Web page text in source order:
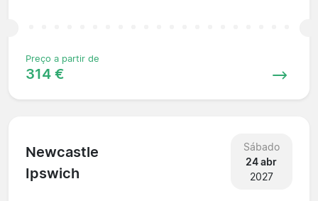
Preço a partir de
314 €
Newcastle
Ipswich
Sábado
24 abr
2027